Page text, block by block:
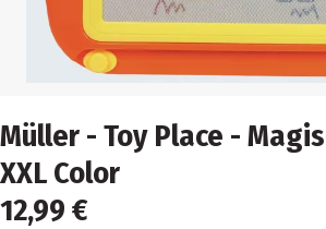
Müller - Toy Place -
XXL Color
12,99 €